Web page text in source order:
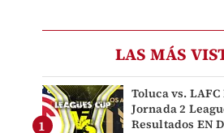
LAS MÁS
Toluca vs.
Jornada 2
Resultados EN